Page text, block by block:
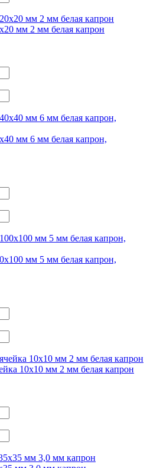
мм 2 мм белая капрон
мм 6 мм белая капрон,
мм 5 мм белая капрон,
10х10 мм 2 мм белая капрон